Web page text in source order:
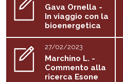
Gava Ornella -
In viaggio con la
bioenergetica
27/02/2023
Marchino L. -
Commento alla
ricerca Esone